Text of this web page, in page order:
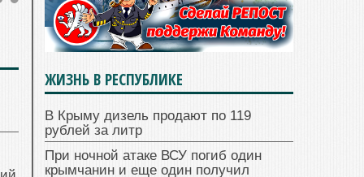
ЖИЗНЬ В РЕСПУБЛИКЕ
В Крыму дизель продают по 119
рублей за литр
При ночной атаке ВСУ погиб один
крымчанин и еще один получил